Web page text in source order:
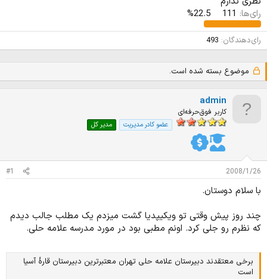
رای‌ها:
22.5%
رای‌دهندگان 493
موضوع بسته شده است.
admin
کاربر فوق‌حرفه‌ای
عضو کادر مدیریت مدیر کل
2008/1/26
#1
با سلام دوستان.
چند روز پیش وقتی تو ویکیپدیا گشت میزدم یک مطلب جالب دیدم
که نظرم رو جلی کرد. اونم مطبی بود در مورد مدرسه علامه حلی.
برخی معتقدند دبیرستان علامه حلی تهران معتبرترین دبیرستان قارهٔ آسیا
است